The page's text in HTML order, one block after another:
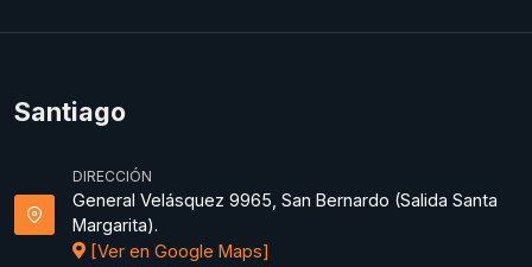
Santiago
DIRECCIÓN
General Velásquez 9965, San Bernardo (Salida Santa
Margarita).
[Ver en Google Maps]